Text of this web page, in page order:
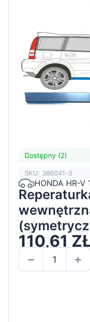
Dostępny (2)
SKU: 386041-3
HONDA HR-V
110,61